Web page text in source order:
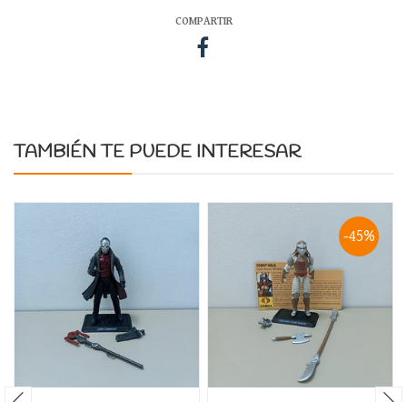
COMPARTIR
TAMBIÉN TE PUEDE INTERESAR
-45%